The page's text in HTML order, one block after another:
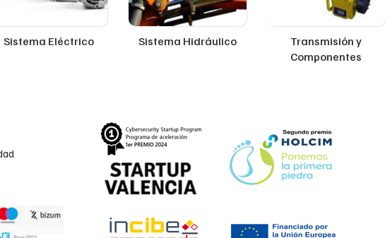
Sistema Eléctrico Sistema Hidráulico
Transmisión y
Componentes